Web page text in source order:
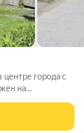
города с
на
состоянии, на